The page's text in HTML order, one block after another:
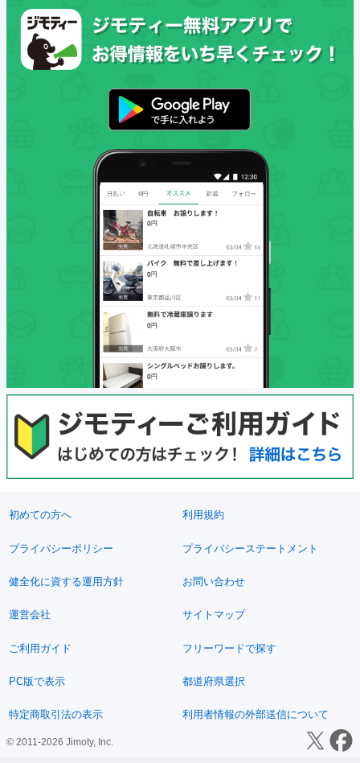
初めての方へ 利用規約
プライバシーポリシー プライバシーステートメント
健全化に資する運用方針 お問い合わせ
運営会社 サイトマップ
ご利用ガイド フリーワードで探す
PC版で表示 都道府県選択
特定商取引法の表示 利用者情報の外部送信について
© 2011-2026 Jimoty, Inc.